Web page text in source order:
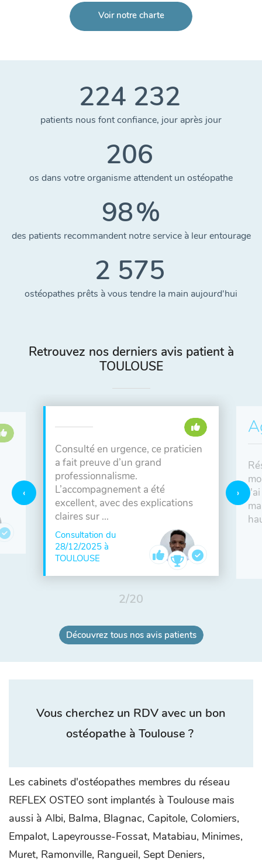
Voir tous...
Voir notre charte
224 232
patients nous font confiance, jour après jour
206
os dans votre organisme attendent un ostéopathe
98%
des patients recommandent notre service à leur entourage
2 575
ostéopathes prêts à vous tendre la main aujourd'hui
Retrouvez nos derniers avis patient à
TOULOUSE
Consulté en urgence, ce praticien
a fait preuve d’un grand
professionnalisme.
L’accompagnement a été
excellent, avec des explications
claires sur ...
Consultation du
28/12/2025 à
TOULOUSE
2/20
Découvrez tous nos avis patients
Vous cherchez un RDV avec un bon
ostéopathe à Toulouse ?
Les cabinets d'ostéopathes membres du réseau
REFLEX OSTEO sont implantés à Toulouse mais
aussi à Albi, Balma, Blagnac, Capitole, Colomiers,
Empalot, Lapeyrousse-Fossat, Matabiau, Minimes,
Muret, Ramonville, Rangueil, Sept Deniers,